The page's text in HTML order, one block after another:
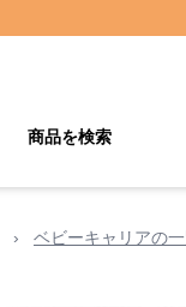
商品を検索
› ベビーキャリアの